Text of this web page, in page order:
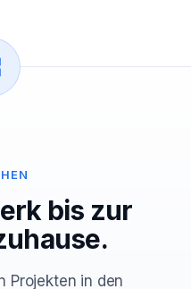
bis zur
Projekten in den